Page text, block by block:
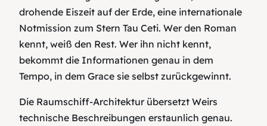
drohende Eiszeit auf der Erde, eine internationale
Notmission zum Stern Tau Ceti. Wer den Roman
kennt, weiß den Rest. Wer ihn nicht kennt,
bekommt die Informationen genau in dem
Tempo, in dem Grace sie selbst zurückgewinnt.
Die Raumschiff-Architektur übersetzt Weirs
technische Beschreibungen erstaunlich genau.